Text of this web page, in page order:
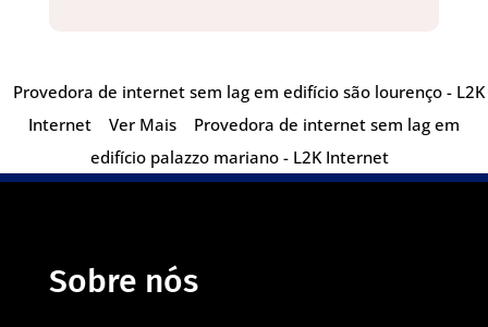
Provedora de internet sem lag em edifício são lourenço - L2K
Internet
Ver Mais
Provedora de internet sem lag em
edifício palazzo mariano - L2K Internet
Sobre nós